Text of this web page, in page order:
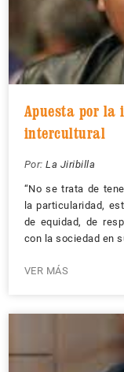
Apuesta por la
intercultural
Por: La Jiribilla
“No se trata de
la particularidad,
de equidad, de
con la sociedad en
VER MÁS